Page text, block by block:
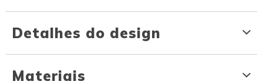
Detalhes do design
Materiais